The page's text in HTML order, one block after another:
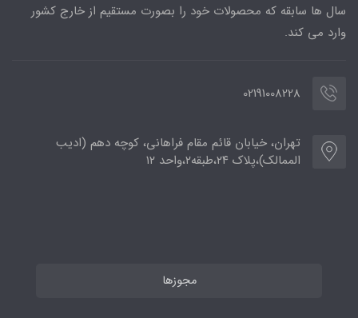
سال ها سابقه که محصولات خود را بصورت مستقیم از خارج کشور
وارد می کند.
02191008228
تهران، خیابان قائم مقام فراهانی، کوچه دهم (ادیب
الممالک)،پلاک ۲۴،طبقه۲،واحد ۱۲
مجوزها